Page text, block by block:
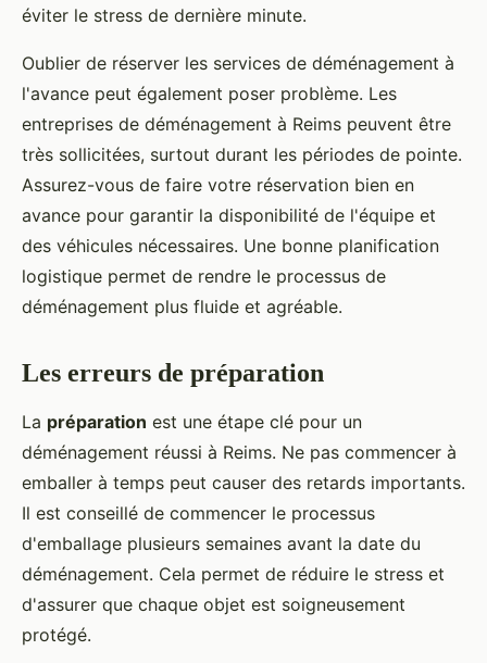
éviter le stress de dernière minute.
Oublier de réserver les services de déménagement à
l'avance peut également poser problème. Les
entreprises de déménagement à Reims peuvent être
très sollicitées, surtout durant les périodes de pointe.
Assurez-vous de faire votre réservation bien en
avance pour garantir la disponibilité de l'équipe et
des véhicules nécessaires. Une bonne planification
logistique permet de rendre le processus de
déménagement plus fluide et agréable.
Les erreurs de préparation
La préparation est une étape clé pour un
déménagement réussi à Reims. Ne pas commencer à
emballer à temps peut causer des retards importants.
Il est conseillé de commencer le processus
d'emballage plusieurs semaines avant la date du
déménagement. Cela permet de réduire le stress et
d'assurer que chaque objet est soigneusement
protégé.